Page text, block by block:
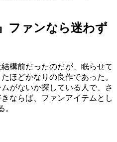
ファンなら迷わず
構前だったのだが、眠らせて
ほどかなりの良作であった。
がないか探している人で、さ
ならば、ファンアイテムとし
。